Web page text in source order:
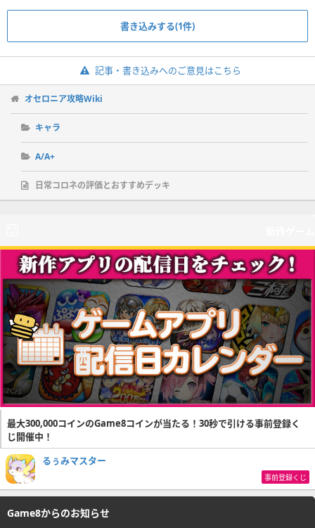
書き込みする(1件)
記事・書き込みへのご意見はこちら
オセロニア攻略Wiki
キャラ
A/A+
日常コロネの評価とおすすめデッキ
最大300,000コインのGame8コインが当たる！30秒で引ける事前登録く
じ開催中！
るぅみマスター
事前登録くじ
Game8からのお知らせ